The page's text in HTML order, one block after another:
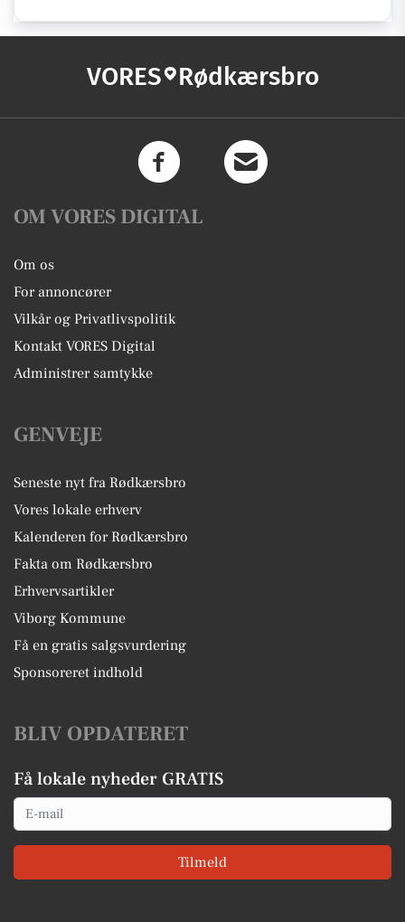
VORES Rødkærsbro
OM VORES DIGITAL
Om os
For annoncører
Vilkår og Privatlivspolitik
Kontakt VORES Digital
Administrer samtykke
GENVEJE
Seneste nyt fra Rødkærsbro
Vores lokale erhverv
Kalenderen for Rødkærsbro
Fakta om Rødkærsbro
Erhvervsartikler
Viborg Kommune
Få en gratis salgsvurdering
Sponsoreret indhold
BLIV OPDATERET
Få lokale nyheder GRATIS
Email
Tilmeld